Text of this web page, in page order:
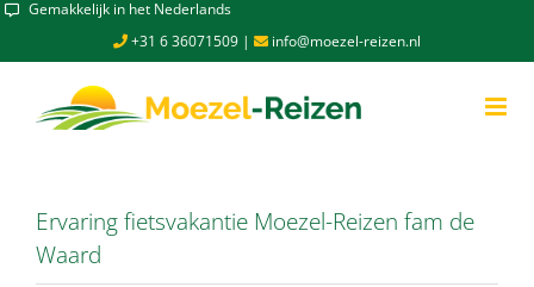
Skip Gemakkelijk in het Nederlands
+31 6 36071509 | info@moezel-reizen.nl
Ervaring fietsvakantie Moezel-Reizen fam de
Waard